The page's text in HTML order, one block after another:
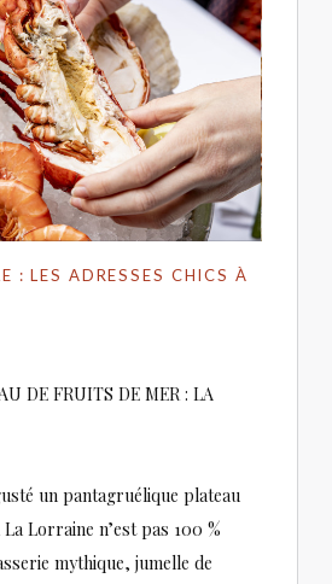
: LES ADRESSES CHICS À
DE FRUITS DE MER : LA
un pantagruélique plateau
Lorraine n’est pas 100 %
mythique, jumelle de